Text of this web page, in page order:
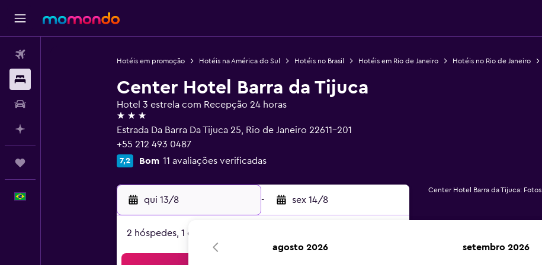
Hotéis em promoção Hotéis na América do Sul Hotéis no Brasil Hotéis em Rio de Janeiro Hotéis no Rio de Janeiro
Center Hotel Barra da Tijuca
Hotel 3 estrela com Recepção 24 horas
3 estrelas
Estrada Da Barra Da Tijuca 25, Rio de Janeiro 22611-201
+55 212 493 0487
7,2 Bom 11 avaliações verificadas
qui 13/8 - sex 14/8
2 hóspedes, 1 quarto
Center Hotel Barra da Tijuca: Fotos
agosto 2026 setembro 2026